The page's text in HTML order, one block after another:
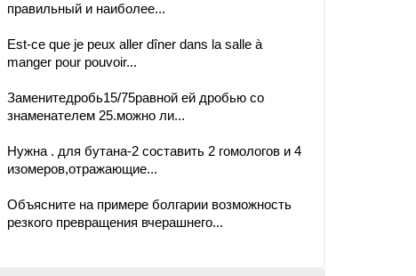
правильный и наиболее...
Est-ce que je peux aller dîner dans la salle à
manger pour pouvoir...
Заменитедробь15/75равной ей дробью со
знаменателем 25.можно ли...
Нужна . для бутана-2 составить 2 гомологов и 4
изомеров,отражающие...
Объясните на примере болгарии возможность
резкого превращения вчерашнего...